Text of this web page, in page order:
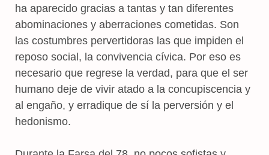
ha aparecido gracias a tantas y tan diferentes
abominaciones y aberraciones cometidas. Son
las costumbres pervertidoras las que impiden el
reposo social, la convivencia cívica. Por eso es
necesario que regrese la verdad, para que el ser
humano deje de vivir atado a la concupiscencia y
al engaño, y erradique de sí la perversión y el
hedonismo.